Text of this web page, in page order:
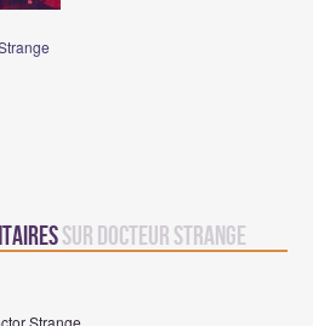
sur Docteur Strange
Strange